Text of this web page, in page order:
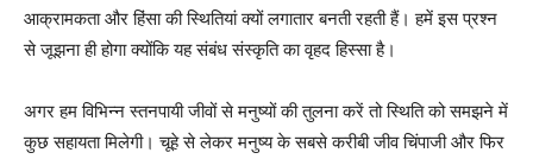
आक्रामकता और हिंसा की स्थितियां क्यों लगातार बनती रहती हैं। हमें इस प्रश्न
से जूझना ही होगा क्योंकि यह संबंध संस्कृति का वृहद हिस्सा है।
अगर हम विभिन्न स्तनपायी जीवों से मनुष्यों की तुलना करें तो स्थिति को समझने में
कुछ सहायता मिलेगी। चूहे से लेकर मनुष्य के सबसे करीबी जीव चिंपाजी और फिर